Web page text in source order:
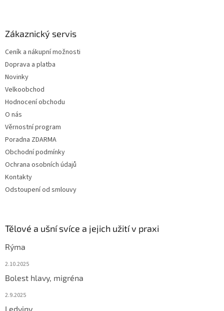
Zákaznický servis
Ceník a nákupní možnosti
Doprava a platba
Novinky
Velkoobchod
Hodnocení obchodu
O nás
Věrnostní program
Poradna ZDARMA
Obchodní podmínky
Ochrana osobních údajů
Kontakty
Odstoupení od smlouvy
Tělové a ušní svíce a jejich užití v praxi
Rýma
2.10.2025
Bolest hlavy, migréna
2.9.2025
Ledviny